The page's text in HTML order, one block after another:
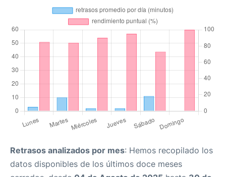
Retrasos analizados por mes: Hemos recopilado los
datos disponibles de los últimos doce meses